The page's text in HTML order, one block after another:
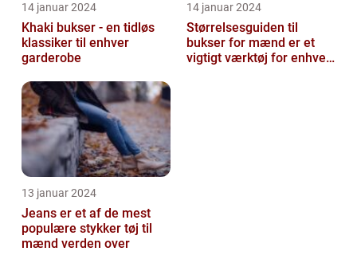
14 januar 2024
Khaki bukser - en tidløs
klassiker til enhver
garderobe
14 januar 2024
Størrelsesguiden til
bukser for mænd er et
vigtigt værktøj for enhver
13 januar 2024
Jeans er et af de mest
populære stykker tøj til
mænd verden over